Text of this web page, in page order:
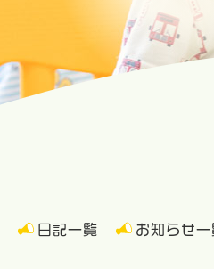
日記一覧 お知らせ一